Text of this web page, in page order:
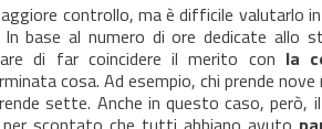
controllo, ma è difficile valutarlo
In base al numero di ore dedicate allo
di far coincidere il merito con la
cosa. Ad esempio, chi prende
sette. Anche in questo caso, però,